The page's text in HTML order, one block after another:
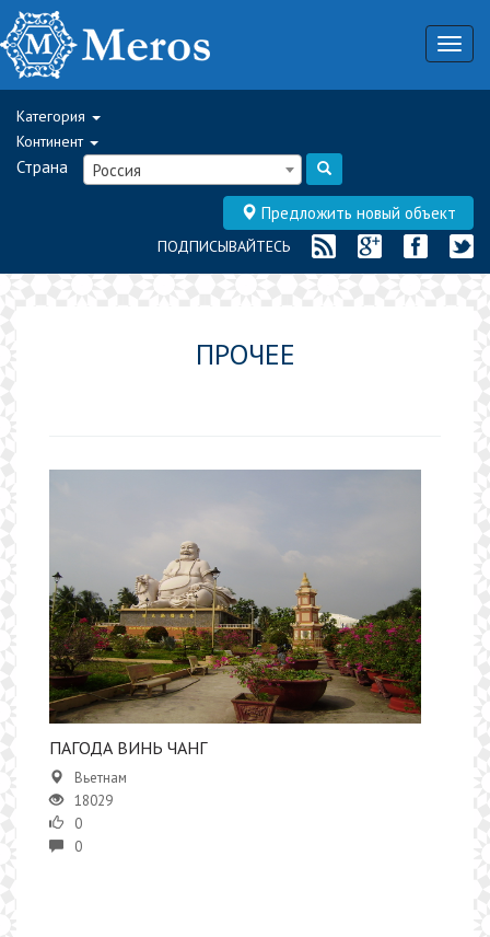
Категория
Континент
Страна Россия
Предложить новый объект
ПОДПИСЫВАЙТЕСЬ
ПРОЧЕЕ
​ПАГОДА ВИНЬ ЧАНГ
Вьетнам
18029
0
0